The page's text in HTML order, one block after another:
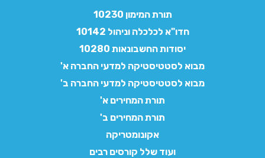
תורת המימון 10230
חדו"א לכלכלה וניהול 10142
יסודות החשבונאות 10280
מבוא לסטטיסטיקה למדעי החברה א'
מבוא לסטטיסטיקה למדעי החברה ב'
תורת המחירים א'
תורת המחירים ב'
אקונומטריקה
ועוד שלל קורסים רבים